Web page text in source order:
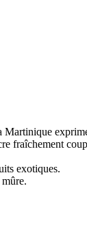
Martinique
fraîchement
exotiques.